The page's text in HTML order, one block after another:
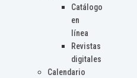
Catálogo
en
línea
Revistas
digitales
Calendario